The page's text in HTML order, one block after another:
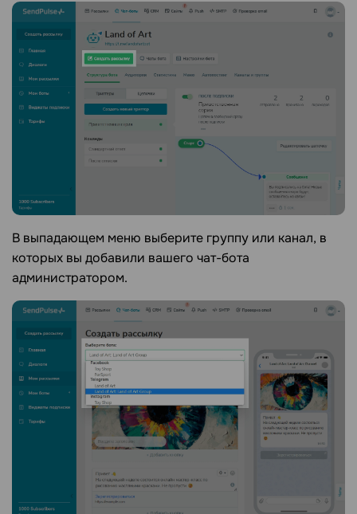
В выпадающем меню выберите группу или канал, в
которых вы добавили вашего чат-бота
администратором.